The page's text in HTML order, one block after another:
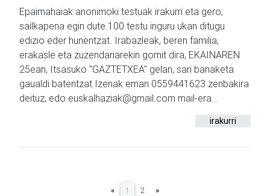
Epaimahaiak anonimoki testuak irakurri eta gero,
sailkapena egin dute.100 testu inguru ukan ditugu
edizio eder hunentzat. Irabazleak, beren familia,
erakasle eta zuzendariarekin gomit dira, EKAINAREN
25ean, Itsasuko "GAZTETXEA" gelan, sari banaketa
gaualdi batentzat.Izenak eman 0559441623 zenbakira
deituz, edo euskalhaziak@gmail.com mail-era...
irakurri
« 1 (current)
2 »